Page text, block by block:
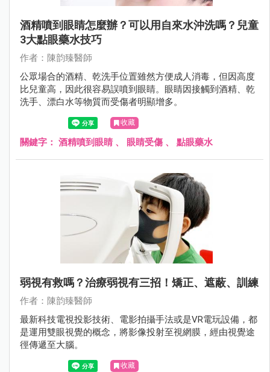
酒精噴到眼睛怎麼辦？可以用自來水沖洗嗎？兒童
3大點眼藥水技巧
作者：陳韵臻醫師
公眾場合的酒精、乾洗手位置雖然方便成人消毒，但因高度
比兒童高，因此很容易誤噴到眼睛。眼睛因接觸到酒精、乾
洗手、漂白水等物質而受傷者明顯增多。
收藏
關鍵字： 酒精噴到眼睛 、 眼睛受傷 、 點眼藥水
弱視有救嗎？治療弱視有三招！矯正、遮蔽、訓練
作者：陳韵臻醫師
最新科技電視投影技術、電影拍攝手法或是VR電玩設備，都
是運用雙眼視覺的概念，將影像投射至視網膜，經由視覺途
徑傳遞至大腦。
收藏